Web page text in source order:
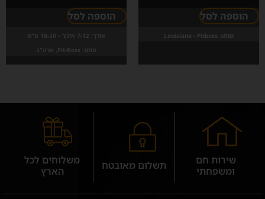
הוספה לסל
מותג: Louisiana - Pitboss
הוספה לסל
אורך: 7-12 אינץ' - 18-30 ס"מ
מותג: Pit-Boss, ארה"ב
שירות חם
ומשפחתי
תשלום מאובטח
משלוחים לכל
הארץ